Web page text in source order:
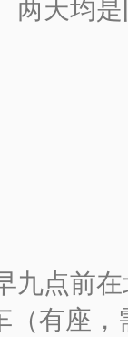
两天均
九点前
（有座，